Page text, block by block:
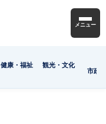
メニュー
健康・福祉
観光・文化
市政